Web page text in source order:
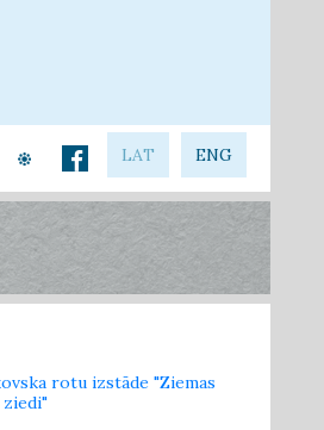
LAT ENG
rotu izstāde "Ziemas